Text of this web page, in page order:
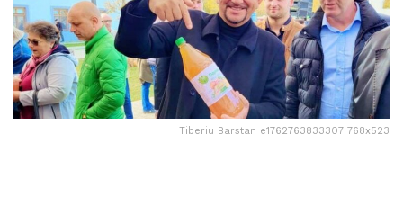
Tiberiu Barstan e1762763833307 768x523